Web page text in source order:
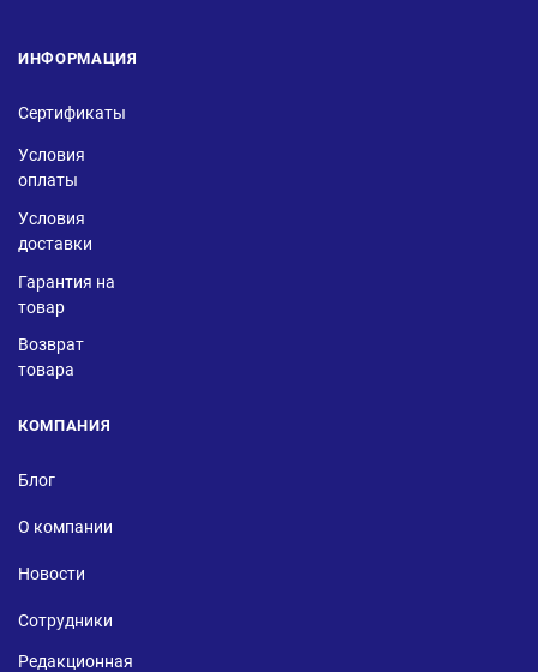
ИНФОРМАЦИЯ
Сертификаты
Условия
оплаты
Условия
доставки
Гарантия на
товар
Возврат
товара
КОМПАНИЯ
Блог
О компании
Новости
Сотрудники
Редакционная